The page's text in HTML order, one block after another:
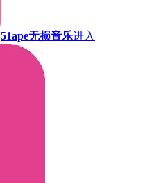
51ape无损音乐进入